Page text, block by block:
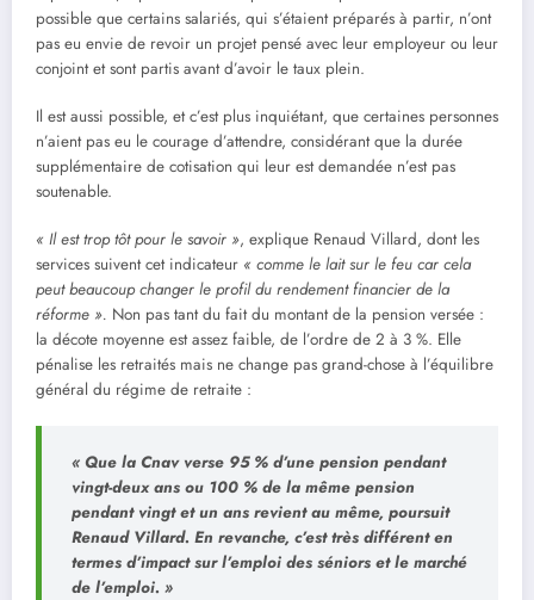
possible que certains salariés, qui s’étaient préparés à partir, n’ont
pas eu envie de revoir un projet pensé avec leur employeur ou leur
conjoint et sont partis avant d’avoir le taux plein.
Il est aussi possible, et c’est plus inquiétant, que certaines personnes
n’aient pas eu le courage d’attendre, considérant que la durée
supplémentaire de cotisation qui leur est demandée n’est pas
soutenable.
« Il est trop tôt pour le savoir », explique Renaud Villard, dont les
services suivent cet indicateur « comme le lait sur le feu car cela
peut beaucoup changer le profil du rendement financier de la
réforme ». Non pas tant du fait du montant de la pension versée :
la décote moyenne est assez faible, de l’ordre de 2 à 3 %. Elle
pénalise les retraités mais ne change pas grand-chose à l’équilibre
général du régime de retraite :
« Que la Cnav verse 95 % d’une pension pendant
vingt-deux ans ou 100 % de la même pension
pendant vingt et un ans revient au même, poursuit
Renaud Villard. En revanche, c’est très différent en
termes d’impact sur l’emploi des séniors et le marché
de l’emploi. »